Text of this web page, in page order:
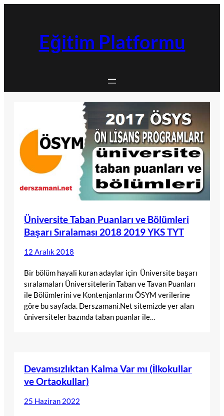
Eğitim Platformu
Üniversite Taban Puanları ve Bölümleri
Başarı Sıralaması 2018 2019 YKS TYT
12 Aralık 2018
Bir bölüm hayali kuran adaylar için Üniversite başarı
sıralamaları Üniversitelerin Taban ve Tavan Puanları
ile Bölümlerini ve Kontenjanlarını ÖSYM verilerine
göre bu sayfada. Derszamani.Net sitemizde yer alan
üniversiteler bazında taban puanlar ile…
Devamsızlıktan Kalma Var mı (İlkokullar
ve Ortaokullar)
25 Haziran 2022